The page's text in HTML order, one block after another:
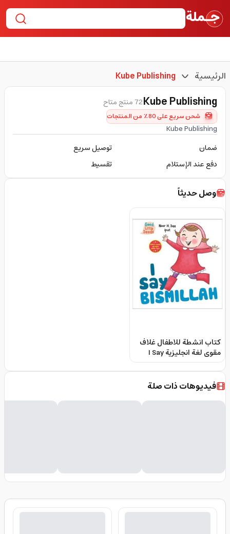
الرئيسية Kube Publishing
Kube Publishing72 منتج متاح
شحن سريع على 80٪ من المنتجات
Kube Publishing
ضمان
توصيل سريع
دفع عند الإستلام
تقسيط
وصل حديثاً
كتاب انشطة للاطفال غلاف
مقوى لغة انجليزية I Say
Bismillah Board Book
فيديوهات ذات صلة